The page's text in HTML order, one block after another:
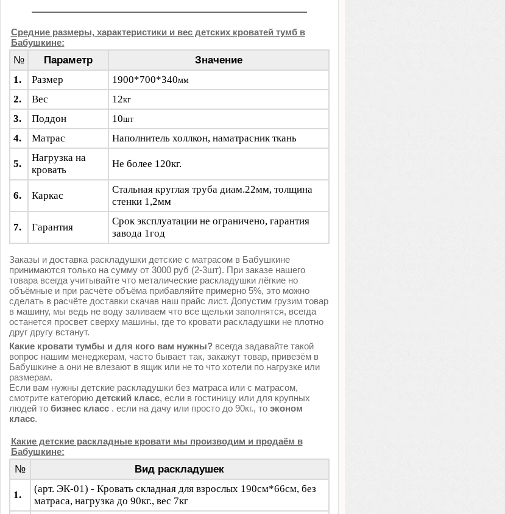
Средние размеры, характеристики и вес детских кроватей тумб в
Бабушкине:
№ Параметр Значение
1. Размер 1900*700*340мм
2. Вес 12кг
3. Поддон 10шт
4. Матрас Наполнитель холлкон, наматрасник ткань
5.
Нагрузка на
кровать
Не более 120кг.
6. Каркас
Стальная круглая труба диам.22мм, толщина
стенки 1,2мм
7. Гарантия
Срок эксплуатации не ограничено, гарантия
завода 1год
Заказы и доставка раскладушки детские с матрасом в Бабушкине
принимаются только на сумму от 3000 руб (2-3шт). При заказе нашего
товара всегда учитывайте что металические раскладушки лёгкие но
объёмные и при расчёте объёма прибавляйте примерно 5%, это можно
сделать в расчёте доставки скачав наш прайс лист. Допустим грузим товар
в машину, мы ведь не воду заливаем что все щельки заполнятся, всегда
останется просвет сверху машины, где то кровати раскладушки не плотно
друг другу встанут.
Какие кровати тумбы и для кого вам нужны?всегда задавайте такой
вопрос нашим менеджерам, часто бывает так, закажут товар, привезём в
Бабушкине а они не влезают в ящик или не то что хотели по нагрузке или
размерам.
Если вам нужны детские раскладушки без матраса или с матрасом,
смотрите категорию детский класс, если в гостиницу или для крупных
людей то бизнес класс . если на дачу или просто до 90кг., то эконом
класс.
Какие детские раскладные кровати мы производим и продаём в
Бабушкине:
№ Вид раскладушек
1.
(арт. ЭК-01) - Кровать складная для взрослых 190см*66см, без
матраса, нагрузка до 90кг., вес 7кг